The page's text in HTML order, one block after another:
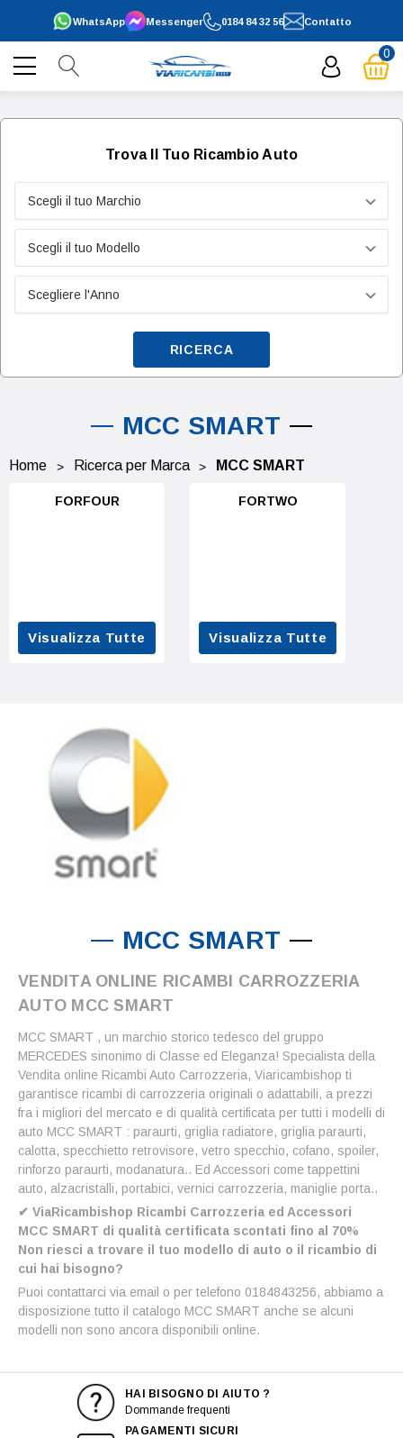
0184 84 32 56
WhatsApp Contatto
Messenger
0
Trova Il Tuo Ricambio Auto
RICERCA
MCC SMART
Home Ricerca per Marca MCC SMART
FORFOUR
Visualizza Tutte
FORTWO
Visualizza Tutte
MCC SMART
VENDITA ONLINE RICAMBI CARROZZERIA
AUTO MCC SMART
MCC SMART , un marchio storico tedesco del gruppo
MERCEDES sinonimo di Classe ed Eleganza! Specialista della
Vendita online Ricambi Auto Carrozzeria, Viaricambishop ti
garantisce ricambi di carrozzeria originali o adattabili, a prezzi
fra i migliori del mercato e di qualità certificata per tutti i modelli di
auto MCC SMART : paraurti, griglia radiatore, griglia paraurti,
calotta, specchietto retrovisore, vetro specchio, cofano, spoiler,
rinforzo paraurti, modanatura.. Ed Accessori come tappettini
auto, alzacristalli, portabici, vernici carrozzeria, maniglie porta..
✔ ViaRicambishop Ricambi Carrozzeria ed Accessori
MCC SMART di qualità certificata scontati fino al 70%
Non riesci a trovare il tuo modello di auto o il ricambio di
cui hai bisogno?
Puoi contattarci via email o per telefono 0184843256, abbiamo a
disposizione tutto il catalogo MCC SMART anche se alcuni
modelli non sono ancora disponibili online.
HAI BISOGNO DI AIUTO ?
Dommande frequenti
PAGAMENTI SICURI